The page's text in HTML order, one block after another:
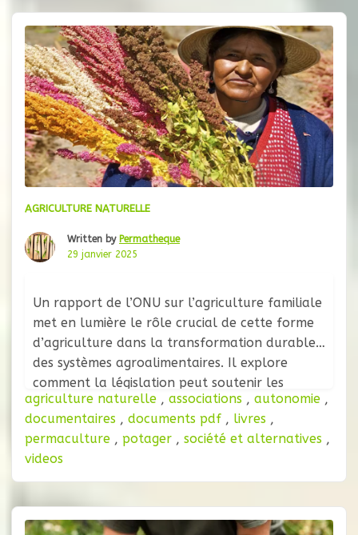
AGRICULTURE NATURELLE
Written by Permatheque
29 janvier 2025
Un rapport de l’ONU sur l’agriculture familiale
met en lumière le rôle crucial de cette forme
d’agriculture dans la transformation durable
des systèmes agroalimentaires. Il explore
comment la législation peut soutenir les
agriculteurs familiaux en améliorant leur
accès aux ressources, en renforçant la
durabilité et les traditions, en favorisant une
alimentation saine et en augmentant
agriculture naturelle , associations , autonomie ,
documentaires , documents pdf , livres ,
permaculture , potager , société et alternatives ,
videos